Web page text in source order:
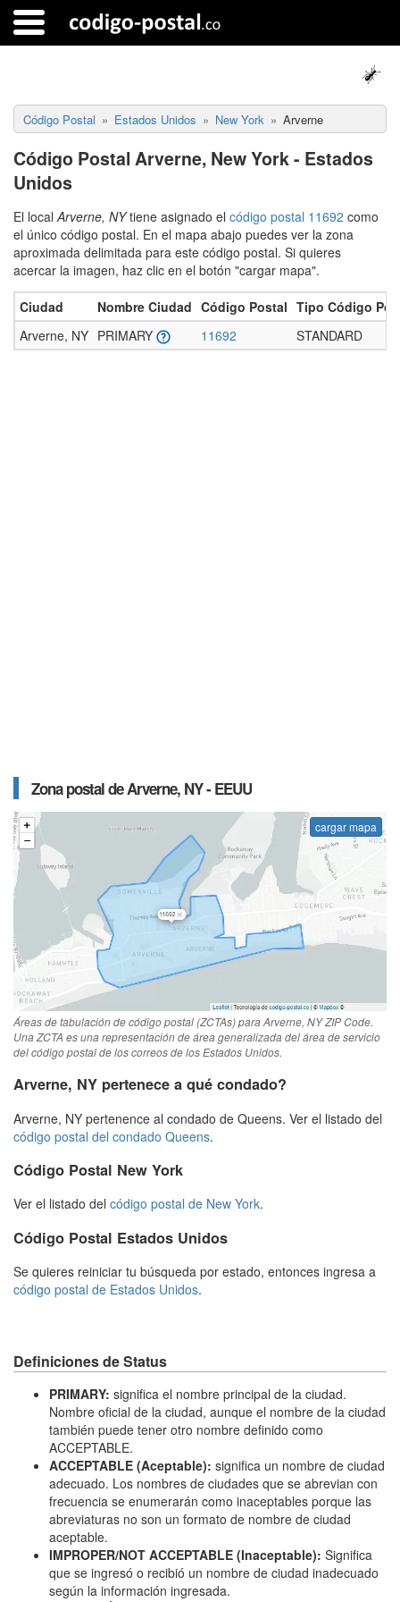
Código Postal Estados Unidos New York Arverne
Código Postal Arverne, New York - Estados
Unidos
El local Arverne, NYtiene asignado el código postal 11692 como
el único código postal. En el mapa abajo puedes ver la zona
aproximada delimitada para este código postal. Si quieres
acercar la imagen, haz clic en el botón "cargar mapa".
Ciudad Nombre Ciudad Código Postal Tipo Código
Arverne, NY PRIMARY 11692 STANDARD
Zona postal de Arverne, NY - EEUU
cargar mapa
Áreas de tabulación de código postal (ZCTAs) para Arverne, NY ZIP Code.
Una ZCTA es una representación de área generalizada del área de servicio
del código postal de los correos de los Estados Unidos.
Arverne, NY pertenece a qué condado?
Arverne, NY pertenence al condado de Queens. Ver el listado del
código postal del condado Queens.
Código Postal New York
Ver el listado del código postal de New York.
Código Postal Estados Unidos
Se quieres reiniciar tu búsqueda por estado, entonces ingresa a
código postal de Estados Unidos.
Definiciones de Status
PRIMARY: significa el nombre principal de la ciudad.
Nombre oficial de la ciudad, aunque el nombre de la ciudad
también puede tener otro nombre definido como
ACCEPTABLE.
ACCEPTABLE (Aceptable): significa un nombre de ciudad
adecuado. Los nombres de ciudades que se abrevian con
frecuencia se enumerarán como inaceptables porque las
abreviaturas no son un formato de nombre de ciudad
aceptable.
IMPROPER/NOT ACCEPTABLE (Inaceptable): Significa
que se ingresó o recibió un nombre de ciudad inadecuado
según la información ingresada.